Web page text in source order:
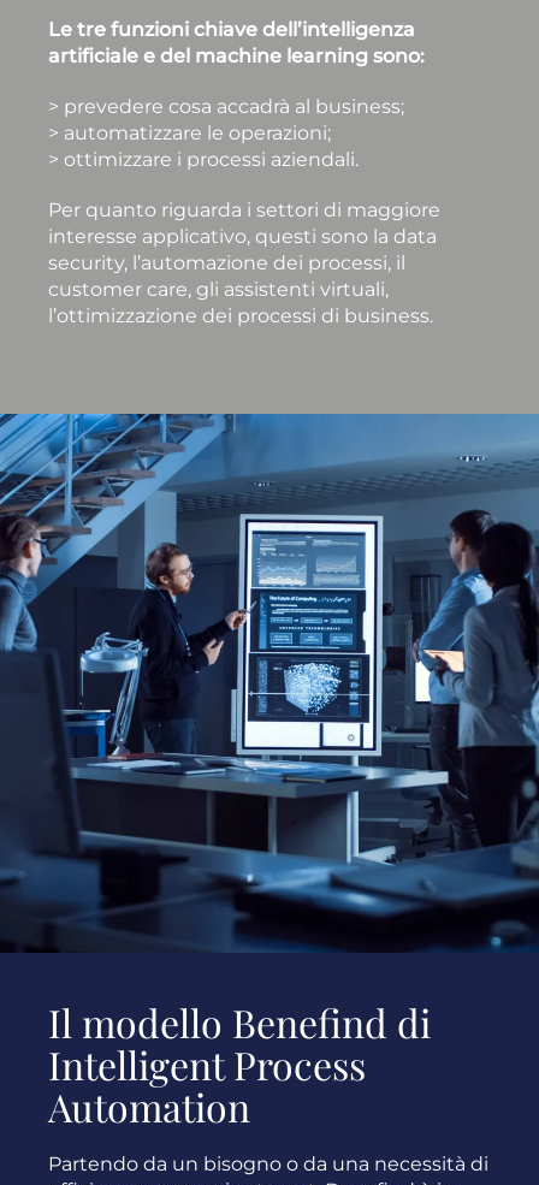
Le tre funzioni chiave dell’intelligenza
artificiale e del machine learning sono:
> prevedere cosa accadrà al business;
> automatizzare le operazioni;
> ottimizzare i processi aziendali.
Per quanto riguarda i settori di maggiore
interesse applicativo, questi sono la data
security, l’automazione dei processi, il
customer care, gli assistenti virtuali,
l’ottimizzazione dei processi di business.
Il modello Benefind di
Intelligent Process
Automation
Partendo da un bisogno o da una necessità di